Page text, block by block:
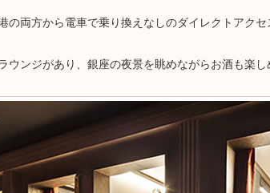
の両方から電車で乗り換えなしのダイレクトアクセ
ウンジがあり、銀座の夜景を眺めながらお酒も楽し